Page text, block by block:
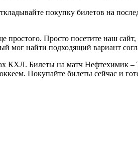
покупку билетов на
Просто посетите наш
мог найти подходящий вариант
КХЛ. Билеты на матч Нефтехимик –
Покупайте билеты сейчас и